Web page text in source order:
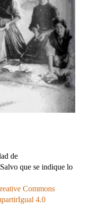
de
que se indique lo
Commons
4.0